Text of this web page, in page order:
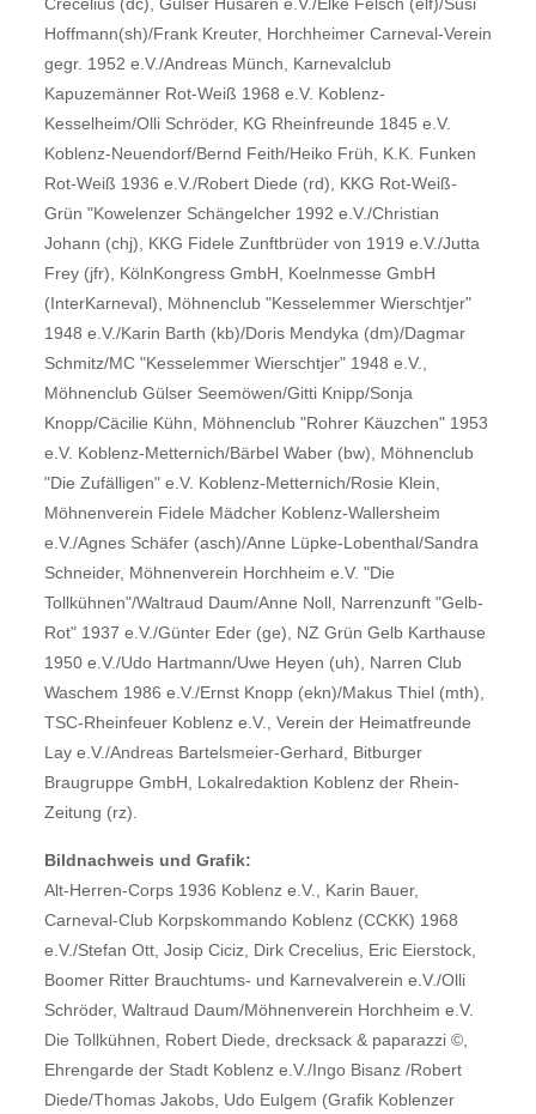
Hoffmann(sh)/Frank Kreuter, Horchheimer Carneval-Verein
gegr. 1952 e.V./Andreas Münch, Karnevalclub
Kapuzemänner Rot-Weiß 1968 e.V. Koblenz-
Kesselheim/Olli Schröder, KG Rheinfreunde 1845 e.V.
Koblenz-Neuendorf/Bernd Feith/Heiko Früh, K.K. Funken
Rot-Weiß 1936 e.V./Robert Diede (rd), KKG Rot-Weiß-
Grün "Kowelenzer Schängelcher 1992 e.V./Christian
Johann (chj), KKG Fidele Zunftbrüder von 1919 e.V./Jutta
Frey (jfr), KölnKongress GmbH, Koelnmesse GmbH
(InterKarneval), Möhnenclub "Kesselemmer Wierschtjer"
1948 e.V./Karin Barth (kb)/Doris Mendyka (dm)/Dagmar
Schmitz/MC "Kesselemmer Wierschtjer" 1948 e.V.,
Möhnenclub Gülser Seemöwen/Gitti Knipp/Sonja
Knopp/Cäcilie Kühn, Möhnenclub "Rohrer Käuzchen" 1953
e.V. Koblenz-Metternich/Bärbel Waber (bw), Möhnenclub
"Die Zufälligen" e.V. Koblenz-Metternich/Rosie Klein,
Möhnenverein Fidele Mädcher Koblenz-Wallersheim
e.V./Agnes Schäfer (asch)/Anne Lüpke-Lobenthal/Sandra
Schneider, Möhnenverein Horchheim e.V. "Die
Tollkühnen"/Waltraud Daum/Anne Noll, Narrenzunft "Gelb-
Rot" 1937 e.V./Günter Eder (ge), NZ Grün Gelb Karthause
1950 e.V./Udo Hartmann/Uwe Heyen (uh), Narren Club
Waschem 1986 e.V./Ernst Knopp (ekn)/Makus Thiel (mth),
TSC-Rheinfeuer Koblenz e.V., Verein der Heimatfreunde
Lay e.V./Andreas Bartelsmeier-Gerhard, Bitburger
Braugruppe GmbH, Lokalredaktion Koblenz der Rhein-
Zeitung (rz).
Bildnachweis und Grafik:
Alt-Herren-Corps 1936 Koblenz e.V., Karin Bauer,
Carneval-Club Korpskommando Koblenz (CCKK) 1968
e.V./Stefan Ott, Josip Ciciz, Dirk Crecelius, Eric Eierstock,
Boomer Ritter Brauchtums- und Karnevalverein e.V./Olli
Schröder, Waltraud Daum/Möhnenverein Horchheim e.V.
Die Tollkühnen, Robert Diede, drecksack & paparazzi ©,
Ehrengarde der Stadt Koblenz e.V./Ingo Bisanz /Robert
Diede/Thomas Jakobs, Udo Eulgem (Grafik Koblenzer